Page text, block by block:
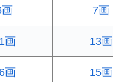
画 7画
画 13画
画 15画